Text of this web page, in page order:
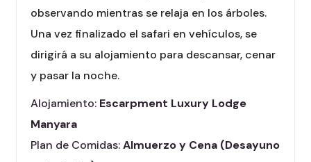
observando mientras se relaja en los árboles.
Una vez finalizado el safari en vehículos, se
dirigirá a su alojamiento para descansar, cenar
y pasar la noche.
Alojamiento: Escarpment Luxury Lodge
Manyara
Plan de Comidas:Almuerzo y Cena (Desayuno